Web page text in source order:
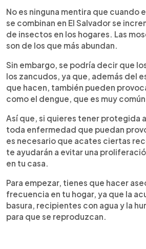
► Escuchar artículo
No es ninguna mentira que cuando
se combinan en El Salvador se
de insectos en los hogares. Las
son de los que más abundan.
Sin embargo, se podría decir que
los zancudos, ya que, además del
que hacen, también pueden
como el dengue, que es muy
Así que, si quieres tener protegida
toda enfermedad que puedan
es necesario que acates ciertas
te ayudarán a evitar una
en tu casa.
Para empezar, tienes que hacer
frecuencia en tu hogar, ya que la
basura, recipientes con agua y la
para que se reproduzcan.